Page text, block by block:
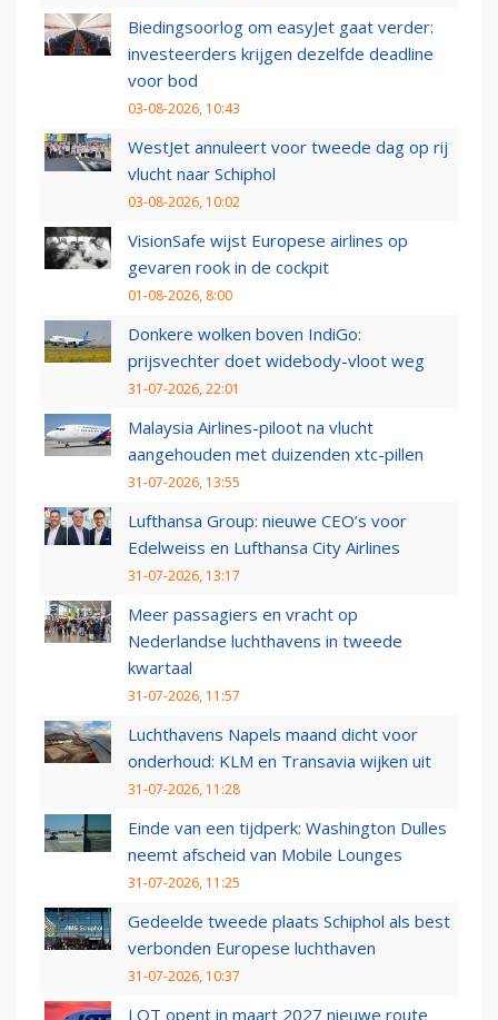
Biedingsoorlog om easyJet gaat verder:
investeerders krijgen dezelfde deadline
voor bod
03-08-2026, 10:43
WestJet annuleert voor tweede dag op rij
vlucht naar Schiphol
03-08-2026, 10:02
VisionSafe wijst Europese airlines op
gevaren rook in de cockpit
01-08-2026, 8:00
Donkere wolken boven IndiGo:
prijsvechter doet widebody-vloot weg
31-07-2026, 22:01
Malaysia Airlines-piloot na vlucht
aangehouden met duizenden xtc-pillen
31-07-2026, 13:55
Lufthansa Group: nieuwe CEO’s voor
Edelweiss en Lufthansa City Airlines
31-07-2026, 13:17
Meer passagiers en vracht op
Nederlandse luchthavens in tweede
kwartaal
31-07-2026, 11:57
Luchthavens Napels maand dicht voor
onderhoud: KLM en Transavia wijken uit
31-07-2026, 11:28
Einde van een tijdperk: Washington Dulles
neemt afscheid van Mobile Lounges
31-07-2026, 11:25
Gedeelde tweede plaats Schiphol als best
verbonden Europese luchthaven
31-07-2026, 10:37
LOT opent in maart 2027 nieuwe route